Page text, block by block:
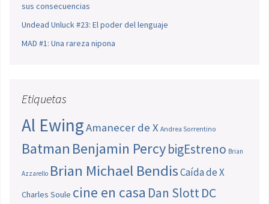
sus consecuencias
Undead Unluck #23: El poder del lenguaje
MAD #1: Una rareza nipona
Etiquetas
Al EwingAmanecer de X Andrea Sorrentino
Batman Benjamin PercybigEstreno Brian
Azzarello Brian Michael BendisCaída de X
Charles Soule cine en casa Dan SlottDC